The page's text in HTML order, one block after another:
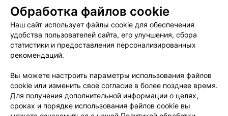
Пользовательское соглашение
Способы оплаты
Вакансии
Партнеры
Написать руководителю 103.by
Обработка персональных данных
Обработка файлов cookie
Наш сайт использует файлы cookie для обеспечения
удобства пользователей сайта, его улучшения, сбора
статистики и предоставления персонализированных
рекомендаций.
Вы можете настроить параметры использования файлов
cookie или изменить свое согласие в более позднее время.
Для получения дополнительной информации о целях,
сроках и порядке использования файлов cookie вы